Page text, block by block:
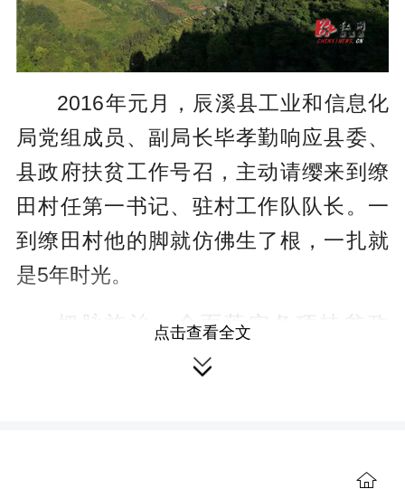
2016年元月，辰溪县工业和信息化
局党组成员、副局长毕孝勤响应县委、
县政府扶贫工作号召，主动请缨来到缭
田村任第一书记、驻村工作队队长。一
到缭田村他的脚就仿佛生了根，一扎就
是5年时光。
把脉施治，全面落实各项扶贫政
策。入村第一个月，毕孝勤的足迹就踏
5年来，国家各项扶贫政策在缭田村
点击查看全文
